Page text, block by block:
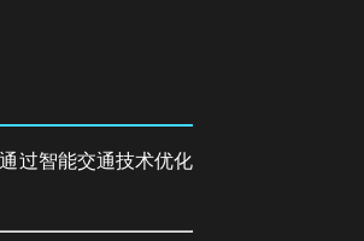
过智能交通技术优化